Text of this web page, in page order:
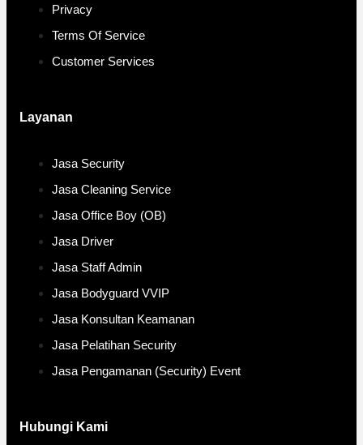
Privacy
Terms Of Service
Customer Services
Layanan
Jasa Security
Jasa Cleaning Service
Jasa Office Boy (OB)
Jasa Driver
Jasa Staff Admin
Jasa Bodyguard VVIP
Jasa Konsultan Keamanan
Jasa Pelatihan Security
Jasa Pengamanan (Security) Event
Hubungi Kami